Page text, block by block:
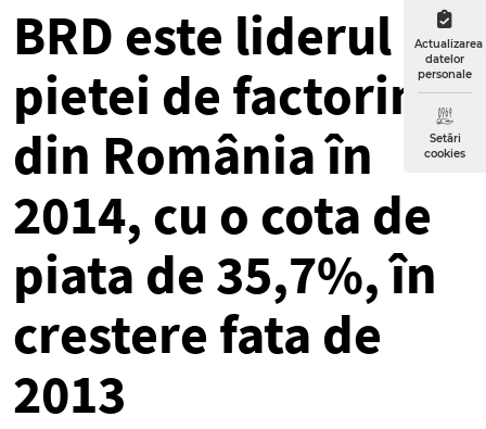
Actualizarea
datelor
personale
Setări
cookies
BRD este liderul
pietei de factoring
din România în
2014, cu o cota de
piata de 35,7%, în
crestere fata de
2013